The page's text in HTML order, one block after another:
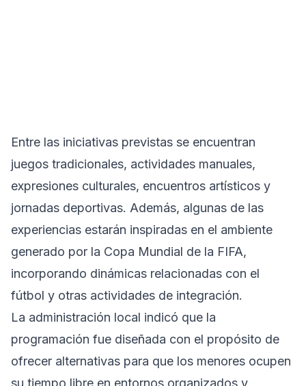
Entre las iniciativas previstas se encuentran
juegos tradicionales, actividades manuales,
expresiones culturales, encuentros artísticos y
jornadas deportivas. Además, algunas de las
experiencias estarán inspiradas en el ambiente
generado por la Copa Mundial de la FIFA,
incorporando dinámicas relacionadas con el
fútbol y otras actividades de integración.
La administración local indicó que la
programación fue diseñada con el propósito de
ofrecer alternativas para que los menores ocupen